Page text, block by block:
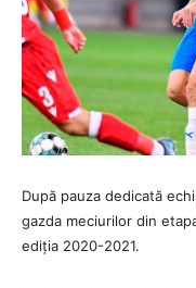
După pauza dedicată
gazda meciurilor din
ediția 2020-2021.